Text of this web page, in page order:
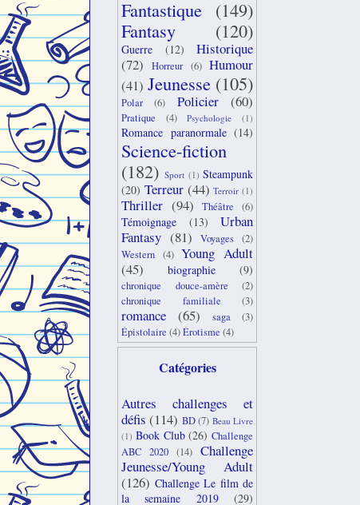
Fantastique (149)
Fantasy
(120)
Guerre (12)
Historique
(72)
Horreur (6) Humour
(41) Jeunesse (105)
Polar (6) Policier (60)
Pratique (4) Psychologie (1)
Romance paranormale (14)
Science-fiction
(182) Sport (1) Steampunk
(20) Terreur (44) Terroir (1)
Thriller (94) Théâtre (6)
Témoignage (13)
Urban
Fantasy (81) Voyages (2)
Western (4) Young Adult
(45)
biographie (9)
chronique douce-amère
(2)
chronique familiale
(3)
romance (65) saga
(3)
Épistolaire (4)Érotisme (4)
Catégories
Autres challenges et
défis (114) BD (7) Beau Livre
(1) Book Club (26) Challenge
ABC 2020 (14) Challenge
Jeunesse/Young Adult
(126) Challenge Le film de
la semaine 2019
(29)